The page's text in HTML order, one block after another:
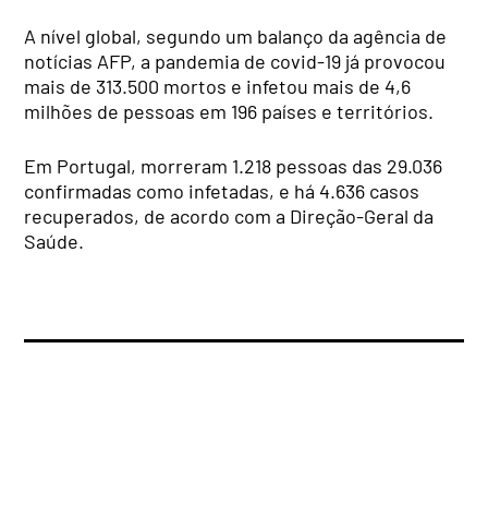
A nível global, segundo um balanço da agência de
notícias AFP, a pandemia de covid-19 já provocou
mais de 313.500 mortos e infetou mais de 4,6
milhões de pessoas em 196 países e territórios.
Em Portugal, morreram 1.218 pessoas das 29.036
confirmadas como infetadas, e há 4.636 casos
recuperados, de acordo com a Direção-Geral da
Saúde.